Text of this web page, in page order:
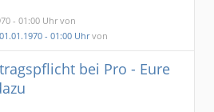
- 01:00 Uhr von
01.01.1970 - 01:00 Uhrvon
bei Pro - Eure